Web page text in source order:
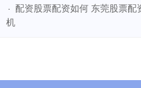
· 配资股票配资如何 东莞股票
机